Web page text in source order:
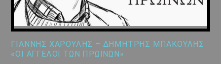
ΓΙΑΝΝΗΣ ΧΑΡΟΥΛΗΣ – ΔΗΜΗΤΡΗΣ ΜΠΑΚΟΥΛΗΣ
«ΟΙ ΑΓΓΕΛΟΙ ΤΩΝ ΠΡΩΙΝΩΝ»